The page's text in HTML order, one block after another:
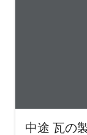
中途 瓦の